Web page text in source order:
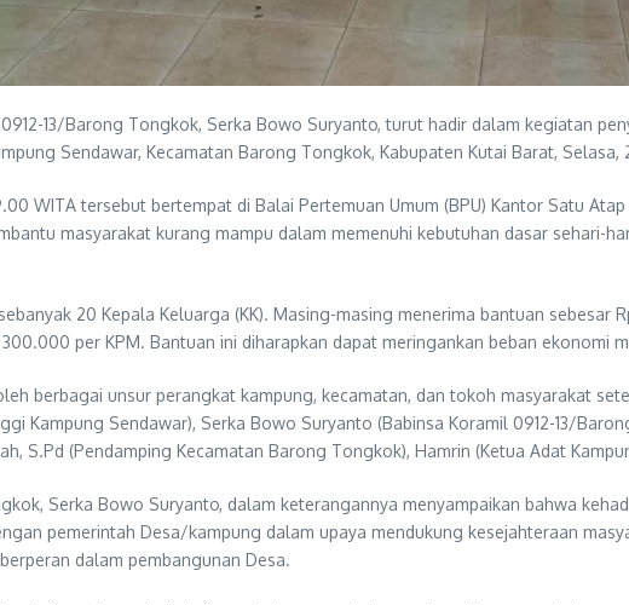
13/Barong Tongkok, Serka Bowo Suryanto, turut hadir dalam kegiatan
Sendawar, Kecamatan Barong Tongkok, Kabupaten Kutai Barat, Selasa,
WITA tersebut bertempat di Balai Pertemuan Umum (BPU) Kantor Satu
masyarakat kurang mampu dalam memenuhi kebutuhan dasar sehari-
20 Kepala Keluarga (KK). Masing-masing menerima bantuan
per KPM. Bantuan ini diharapkan dapat meringankan beban ekonomi
berbagai unsur perangkat kampung, kecamatan, dan tokoh masyarakat
Kampung Sendawar), Serka Bowo Suryanto (Babinsa Koramil 0912-13/
S.Pd (Pendamping Kecamatan Barong Tongkok), Hamrin (Ketua Adat
Serka Bowo Suryanto, dalam keterangannya menyampaikan bahwa
pemerintah Desa/kampung dalam upaya mendukung kesejahteraan
dalam pembangunan Desa.